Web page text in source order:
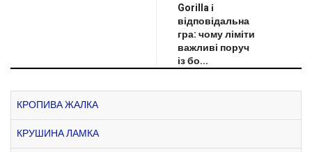
Gorilla і
відповідальна
гра: чому ліміти
важливі поруч
із бо...
КРОПИВА ЖАЛКА
КРУШИНА ЛАМКА